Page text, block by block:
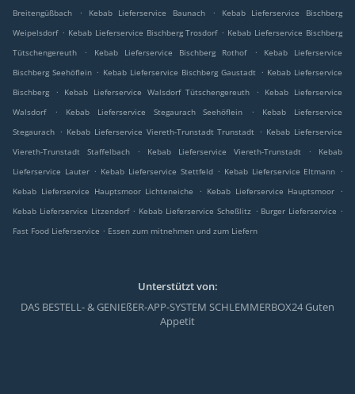
Breitengüßbach
. Kebab Lieferservice Baunach .
Kebab Lieferservice Bischberg
Weipelsdorf . Kebab Lieferservice Bischberg Trosdorf . Kebab Lieferservice Bischberg
Tütschengereuth
. Kebab Lieferservice Bischberg Rothof .
Kebab Lieferservice
Bischberg Seehöflein . Kebab Lieferservice Bischberg Gaustadt . Kebab Lieferservice
Bischberg
. Kebab Lieferservice Walsdorf Tütschengereuth .
Kebab Lieferservice
Walsdorf
. Kebab Lieferservice Stegaurach Seehöflein .
Kebab Lieferservice
Stegaurach . Kebab Lieferservice Viereth-Trunstadt Trunstadt . Kebab Lieferservice
Viereth-Trunstadt Staffelbach
. Kebab Lieferservice Viereth-Trunstadt .
Kebab
Lieferservice Lauter . Kebab Lieferservice Stettfeld . Kebab Lieferservice Eltmann .
Kebab Lieferservice Hauptsmoor Lichteneiche
. Kebab Lieferservice Hauptsmoor
.
Kebab Lieferservice Litzendorf . Kebab Lieferservice Scheßlitz . Burger Lieferservice .
Fast Food Lieferservice . Essen zum mitnehmen und zum Liefern
Unterstützt von:
DAS BESTELL- & GENIEßER-APP-SYSTEM SCHLEMMERBOX24 Guten
Appetit